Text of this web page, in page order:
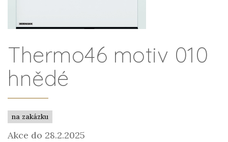
Thermo46 motiv 010
hnědé
na zakázku
Akce do 28.2.2025